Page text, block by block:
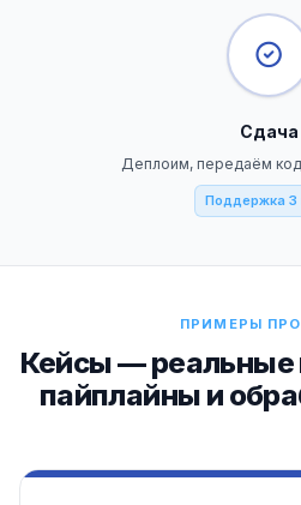
Сдача
Деплоим, передаём
Поддержка 3
ПРИМЕРЫ
Кейсы — реальные
пайплайны и